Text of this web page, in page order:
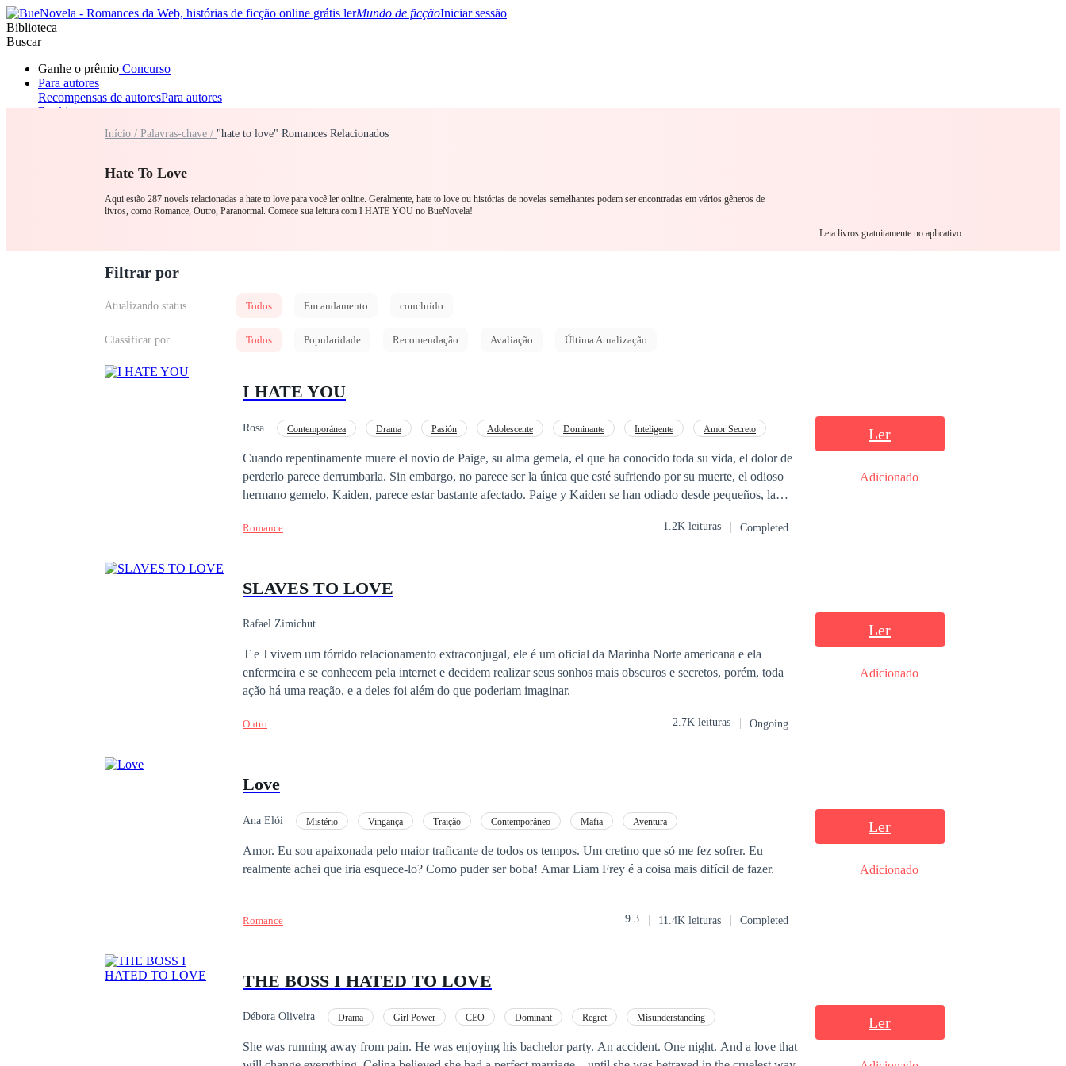
Mundo de ficçãoIniciar sessão
Biblioteca
Buscar
Ganhe o prêmio Concurso
Para autores
Recompensas de autoresPara autores
Ranking
RomanceLobisomemMáfia
Início / Palavras-chave / "hate to love" Romances Relacionados
Hate To Love
Aqui estão 287 novels relacionadas a hate to love para você ler online. Geralmente, hate to love ou histórias de novelas semelhantes podem ser encontradas em vários gêneros de
livros, como Romance, Outro, Paranormal. Comece sua leitura com I HATE YOU no BueNovela!
Leia livros gratuitamente no aplicativo
Filtrar por
Atualizando status Todos Em andamento concluído
Classificar por Todos Popularidade Recomendação Avaliação Última Atualização
I HATE YOU
Rosa Contemporánea Drama Pasión Adolescente Dominante Inteligente
Amor Secreto
Cuando repentinamente muere el novio de Paige, su alma gemela, el que ha conocido toda su vida, el dolor de
perderlo parece derrumbarla. Sin embargo, no parece ser la única que esté sufriendo por su muerte, el odioso
hermano gemelo, Kaiden, parece estar bastante afectado. Paige y Kaiden se han odiado desde pequeños, la
consuelo el uno del otro? O será, ¿la cura peor que la enfermedad?
Romance 1.2K leituras Completed
Ler
Adicionado
SLAVES TO LOVE
Rafael Zimichut
T e J vivem um tórrido relacionamento extraconjugal, ele é um oficial da Marinha Norte americana e ela
enfermeira e se conhecem pela internet e decidem realizar seus sonhos mais obscuros e secretos, porém, toda
ação há uma reação, e a deles foi além do que poderiam imaginar.
Outro 2.7K leituras Ongoing
Ler
Adicionado
Love
Ana Elói Mistério Vingança Traição Contemporâneo Mafia Aventura
Amor. Eu sou apaixonada pelo maior traficante de todos os tempos. Um cretino que só me fez sofrer. Eu
realmente achei que iria esquece-lo? Como puder ser boba! Amar Liam Frey é a coisa mais difícil de fazer.
Romance 9.3 11.4K leituras Completed
Ler
Adicionado
THE BOSS I HATED TO LOVE
Débora Oliveira Drama Girl Power CEO Dominant Regret Misunderstanding
She was running away from pain. He was enjoying his bachelor party. An accident. One night. And a love that
Ler